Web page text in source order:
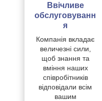
Ввічливе
обслуговуванн
я
Компанія вкладає
величезні сили,
щоб знання та
вміння наших
співробітників
відповідали всім
вашим